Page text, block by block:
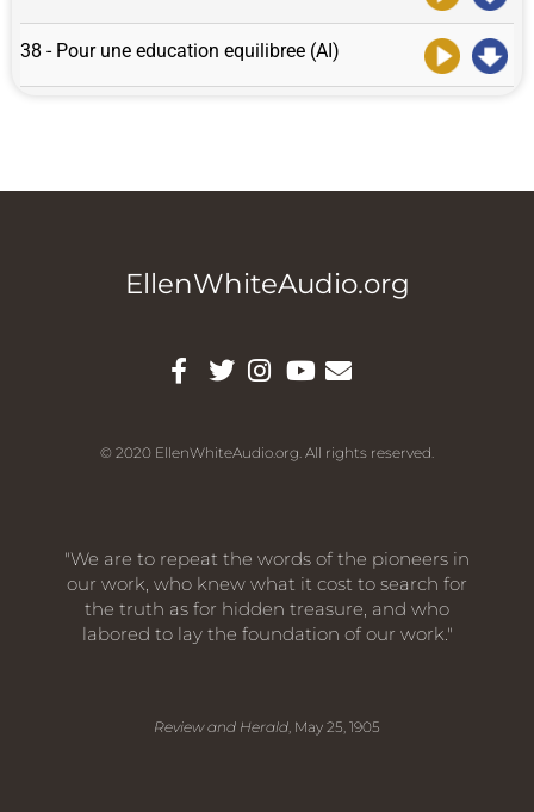
38 - Pour une education equilibree (AI)
EllenWhiteAudio.org
© 2020 EllenWhiteAudio.org. All rights reserved.
"We are to repeat the words of the pioneers in
our work, who knew what it cost to search for
the truth as for hidden treasure, and who
labored to lay the foundation of our work."
Review and Herald, May 25, 1905